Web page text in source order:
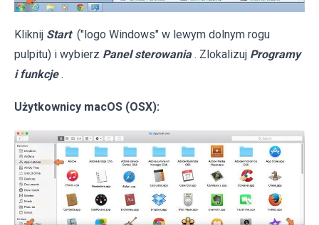
Kliknij Start ("logo Windows" w lewym dolnym rogu
pulpitu) i wybierz Panel sterowania . Zlokalizuj Programy
i funkcje .
Użytkownicy macOS (OSX):